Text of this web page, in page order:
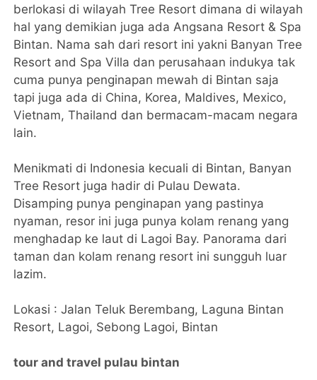
berlokasi di wilayah Tree Resort dimana di wilayah
hal yang demikian juga ada Angsana Resort & Spa
Bintan. Nama sah dari resort ini yakni Banyan Tree
Resort and Spa Villa dan perusahaan indukya tak
cuma punya penginapan mewah di Bintan saja
tapi juga ada di China, Korea, Maldives, Mexico,
Vietnam, Thailand dan bermacam-macam negara
lain.
Menikmati di Indonesia kecuali di Bintan, Banyan
Tree Resort juga hadir di Pulau Dewata.
Disamping punya penginapan yang pastinya
nyaman, resor ini juga punya kolam renang yang
menghadap ke laut di Lagoi Bay. Panorama dari
taman dan kolam renang resort ini sungguh luar
lazim.
Lokasi : Jalan Teluk Berembang, Laguna Bintan
Resort, Lagoi, Sebong Lagoi, Bintan
tour and travel pulau bintan